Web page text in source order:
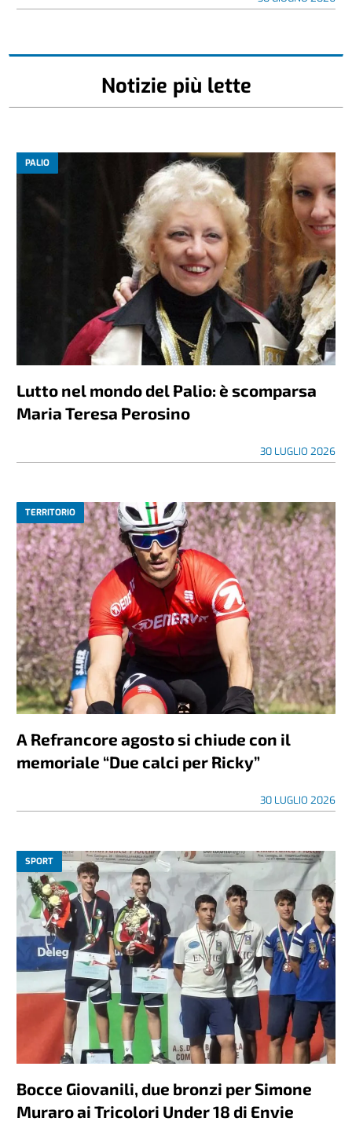
Notizie più lette
PALIO
Lutto nel mondo del Palio: è scomparsa
Maria Teresa Perosino
30 LUGLIO 2026
TERRITORIO
A Refrancore agosto si chiude con il
memoriale “Due calci per Ricky”
30 LUGLIO 2026
SPORT
Bocce Giovanili, due bronzi per Simone
Muraro ai Tricolori Under 18 di Envie